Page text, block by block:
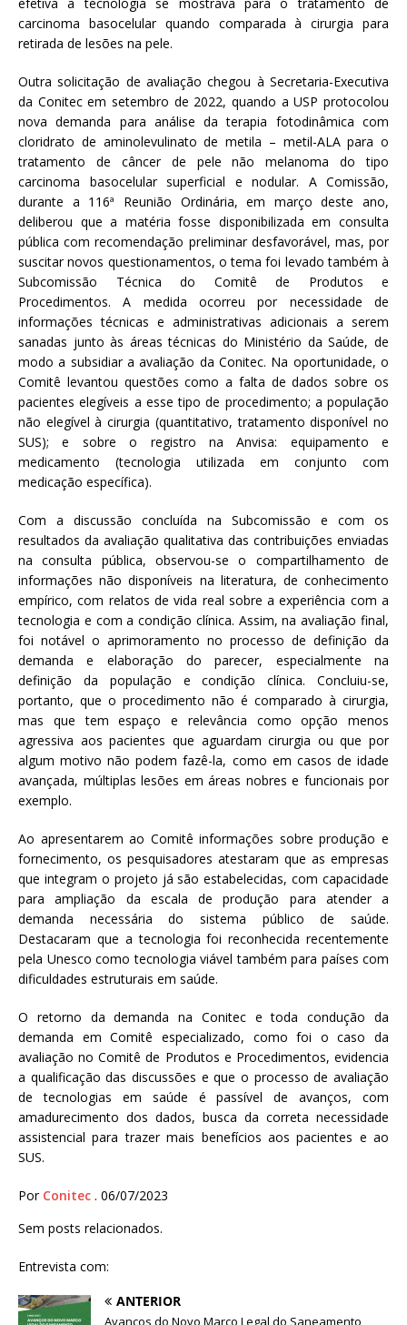
carcinoma basocelular quando comparada à cirurgia para
retirada de lesões na pele.
Outra solicitação de avaliação chegou à Secretaria-Executiva
da Conitec em setembro de 2022, quando a USP protocolou
nova demanda para análise da terapia fotodinâmica com
cloridrato de aminolevulinato de metila – metil-ALA para o
tratamento de câncer de pele não melanoma do tipo
carcinoma basocelular superficial e nodular. A Comissão,
durante a 116ª Reunião Ordinária, em março deste ano,
deliberou que a matéria fosse disponibilizada em consulta
pública com recomendação preliminar desfavorável, mas, por
suscitar novos questionamentos, o tema foi levado também à
Subcomissão Técnica do Comitê de Produtos e
Procedimentos. A medida ocorreu por necessidade de
informações técnicas e administrativas adicionais a serem
sanadas junto às áreas técnicas do Ministério da Saúde, de
modo a subsidiar a avaliação da Conitec. Na oportunidade, o
Comitê levantou questões como a falta de dados sobre os
pacientes elegíveis a esse tipo de procedimento; a população
não elegível à cirurgia (quantitativo, tratamento disponível no
SUS); e sobre o registro na Anvisa: equipamento e
medicamento (tecnologia utilizada em conjunto com
medicação específica).
Com a discussão concluída na Subcomissão e com os
resultados da avaliação qualitativa das contribuições enviadas
na consulta pública, observou-se o compartilhamento de
informações não disponíveis na literatura, de conhecimento
empírico, com relatos de vida real sobre a experiência com a
tecnologia e com a condição clínica. Assim, na avaliação final,
foi notável o aprimoramento no processo de definição da
demanda e elaboração do parecer, especialmente na
definição da população e condição clínica. Concluiu-se,
portanto, que o procedimento não é comparado à cirurgia,
mas que tem espaço e relevância como opção menos
agressiva aos pacientes que aguardam cirurgia ou que por
algum motivo não podem fazê-la, como em casos de idade
avançada, múltiplas lesões em áreas nobres e funcionais por
exemplo.
Ao apresentarem ao Comitê informações sobre produção e
fornecimento, os pesquisadores atestaram que as empresas
que integram o projeto já são estabelecidas, com capacidade
para ampliação da escala de produção para atender a
demanda necessária do sistema público de saúde.
Destacaram que a tecnologia foi reconhecida recentemente
pela Unesco como tecnologia viável também para países com
dificuldades estruturais em saúde.
O retorno da demanda na Conitec e toda condução da
demanda em Comitê especializado, como foi o caso da
avaliação no Comitê de Produtos e Procedimentos, evidencia
a qualificação das discussões e que o processo de avaliação
de tecnologias em saúde é passível de avanços, com
amadurecimento dos dados, busca da correta necessidade
assistencial para trazer mais benefícios aos pacientes e ao
SUS.
Por Conitec . 06/07/2023
Sem posts relacionados.
Entrevista com:
ANTERIOR
Avanços do Novo Marco Legal do Saneamento